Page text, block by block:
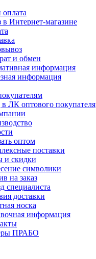
оплата
в Интернет-магазине
и обмен
информация
информация
ЛК оптового покупателя
оптом
поставки
и скидки
символики
на заказ
специалиста
доставки
носка
информация
ПРАБО